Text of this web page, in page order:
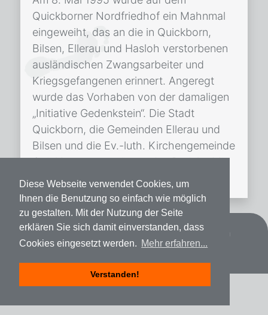
Diese Webseite verwendet Cookies, um
Ihnen die Benutzung so einfach wie möglich
zu gestalten. Mit der Nutzung der Seite
erklären Sie sich damit einverstanden, dass
Cookies eingesetzt werden. Mehr erfahren...
Verstanden!
Quickborner Nordfriedhof ein Mahnmal
eingeweiht, das an die in Quickborn,
Bilsen, Ellerau und Hasloh verstorbenen
ausländischen Zwangsarbeiter und
Kriegsgefangenen erinnert. Angeregt
wurde das Vorhaben von der damaligen
„Initiative Gedenkstein“. Die Stadt
Quickborn, die Gemeinden Ellerau und
Bilsen und die Ev.-luth. Kirchengemeinde
Quickborn unterstützen das Projekt. Mit
der Umsetzung […]
Datenschutz Impressum Spenden